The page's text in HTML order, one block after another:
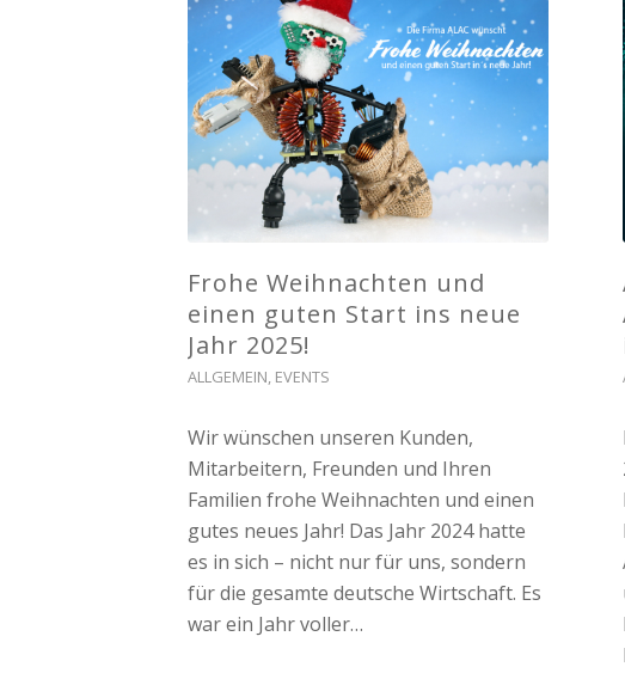
Frohe Weihnachten und
einen guten Start ins neue
Jahr 2025!
ALLGEMEIN, EVENTS
Wir wünschen unseren Kunden,
Mitarbeitern, Freunden und Ihren
Familien frohe Weihnachten und einen
gutes neues Jahr! Das Jahr 2024 hatte
es in sich – nicht nur für uns, sondern
für die gesamte deutsche Wirtschaft. Es
war ein Jahr voller…